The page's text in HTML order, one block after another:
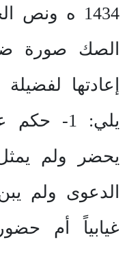
1434 ه
الصك صورة
إعادتها
يلي: 1-
يحضر ولم
الدعوى ولم
غيابياً أم